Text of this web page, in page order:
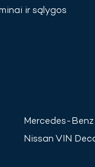
ir sąlygos
Mercedes-Benz
Nissan VIN